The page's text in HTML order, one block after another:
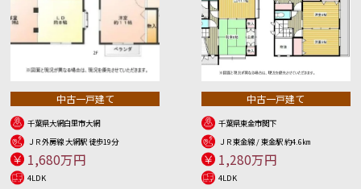
中古一戸建て
千葉県大網白里市大網
ＪＲ外房線 大網駅 徒歩19分
1,680万円
4LDK
中古一戸建て
千葉県東金市関下
ＪＲ東金線 / 東金駅 約4.6㎞
1,280万円
4LDK